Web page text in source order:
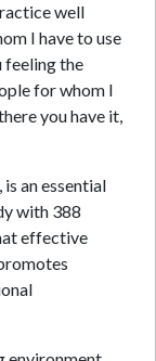
well
I have to use
feeling the
for whom I
you have it,
an essential
with 388
effective